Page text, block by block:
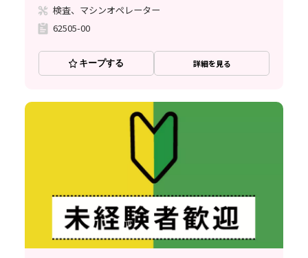
検査、マシンオペレーター
62505-00
キープする 詳細を見る